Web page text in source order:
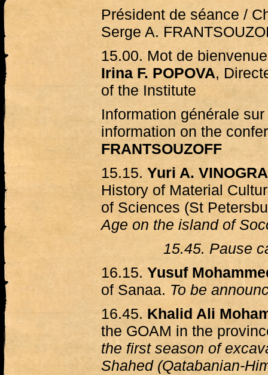
Président de séance /
Serge A.
15.00. Mot de
Irina F. POPOVA,
of the Institute
Information générale
information on the
FRANTSOUZOFF
15.15.Yuri A.
History of Material
of Sciences (St
Age on the island of
15.45. Pause
16.15. Yusuf
of Sanaa. To be
16.45. Khalid Ali
the GOAM in the
the first season of
Shahed (Qatabanian-